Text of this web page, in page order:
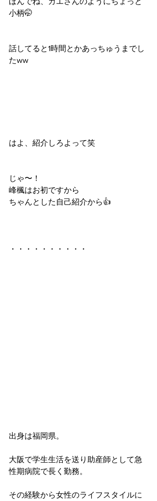
小柄🤭
話してると1時間とかあっちゅうまでし
たww
はよ、紹介しろよって笑
じゃ〜！
峰楓はお初ですから
ちゃんとした自己紹介から👍
・・・・・・・・・・
出身は福岡県。
大阪で学生生活を送り助産師として急
性期病院で長く勤務。
その経験から女性のライフスタイルに